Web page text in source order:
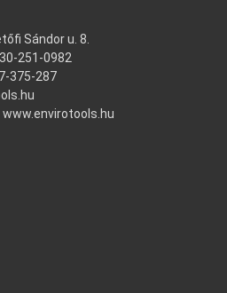
Sándor u. 8.
251-0982
375-287
www.envirotools.hu